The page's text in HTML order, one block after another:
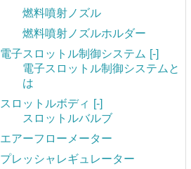
燃料噴射ノズル
燃料噴射ノズルホルダー
電子スロットル制御システム [-]
電子スロットル制御システムと
は
スロットルボディ [-]
スロットルバルブ
エアーフローメーター
プレッシャレギュレーター